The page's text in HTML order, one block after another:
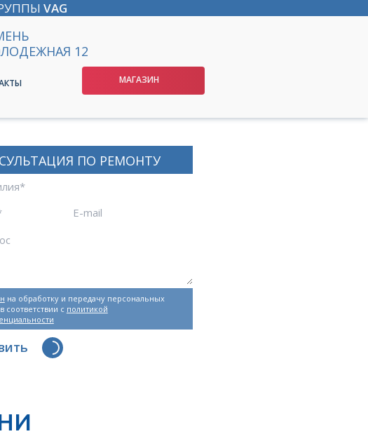
VAG
12
МАГАЗИН
ПО РЕМОНТУ
на обработку и передачу персональных
соответствии с политикой